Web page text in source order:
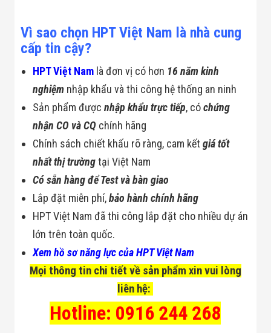
Vì sao chọn HPT Việt Nam là nhà cung
cấp tin cậy?
HPT Việt Nam là đơn vị có hơn 16 năm kinh
nghiệm nhập khẩu và thi công hệ thống an ninh
Sản phẩm đượcnhập khẩu trực tiếp, cóchứng
nhận CO và CQ chính hãng
Chính sách chiết khấu rõ ràng, cam kếtgiá tốt
nhất thị trườngtại Việt Nam
Có sẵn hàng để Test và bàn giao
Lắp đặt miễn phí,bảo hành chính hãng
HPT Việt Nam đã thi công lắp đặt cho nhiều dự án
lớn trên toàn quốc.
Xem hồ sơ năng lực của HPT Việt Nam
Mọi thông tin chi tiết về sản phẩm xin vui lòng
liên hệ:
Hotline: 0916 244 268